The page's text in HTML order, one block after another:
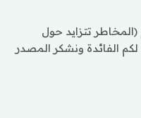
تتزايد حول
لكم الفائدة ونشكر المصدر